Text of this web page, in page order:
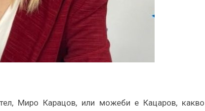
Миро Карацов, или можеби е Кацаров, какво